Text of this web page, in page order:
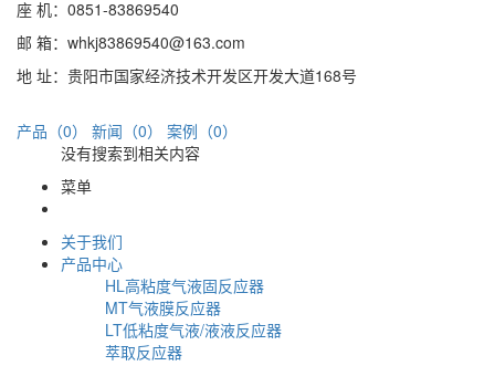
座 机：0851-83869540
邮 箱：whkj83869540@163.com
地 址：贵阳市国家经济技术开发区开发大道168号
产品（0） 新闻（0）
案例（0）
没有搜索到相关内容
菜单
关于我们
产品中心
HL高粘度气液固反应器
MT气液膜反应器
LT低粘度气液/液液反应器
萃取反应器